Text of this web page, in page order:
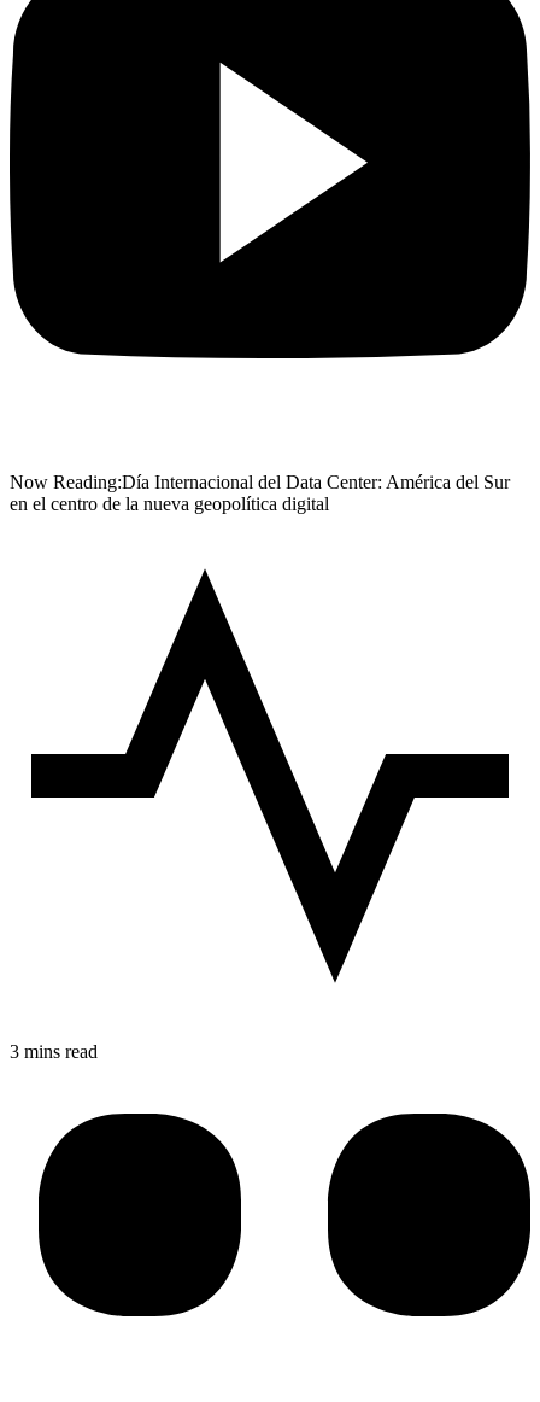
Now Reading:Día Internacional del Data Center: América del Sur
en el centro de la nueva geopolítica digital
3 mins read